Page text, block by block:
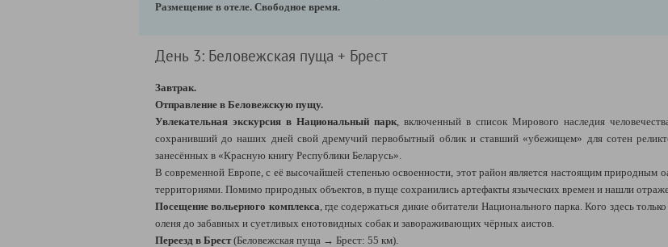
Размещение в отеле. Свободное время.
День 3: Беловежская пуща + Брест
Завтрак.
Отправление в Беловежскую пущу.
Увлекательная экскурсия в Национальный парк, включенный в список Мирового наследия
сохранивший до наших дней свой дремучий первобытный облик и ставший «убежищем» для сотен
занесённых в «Красную книгу Республики Беларусь».
В современной Европе, с её высочайшей степенью освоенности, этот район является настоящим природным
территориями. Помимо природных объектов, в пуще сохранились артефакты языческих времен и нашли
Посещение вольерного комплекса, где содержаться дикие обитатели Национального парка. Кого здесь
оленя до забавных и суетливых енотовидных собак и завораживающих чёрных аистов.
Переезд в Брест(Беловежская пуща → Брест: 55 км).